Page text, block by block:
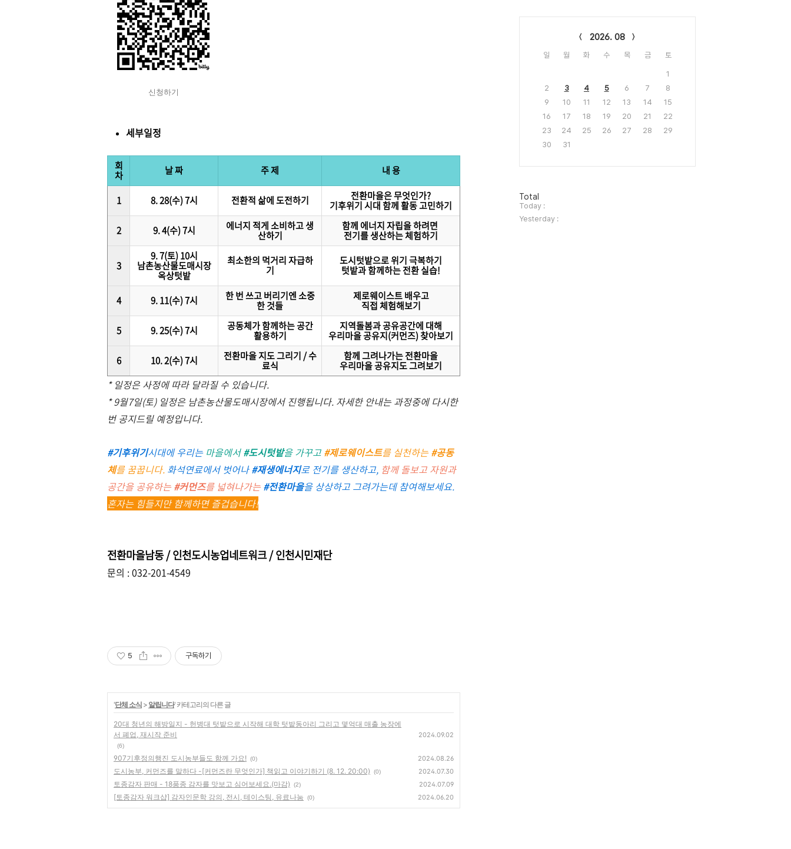
신청하기
세부일정
회
차 날 짜 주 제 내 용
1 8. 28(수) 7시 전환적 삶에 도전하기 전환마을은 무엇인가?
기후위기 시대 함께 활동 고민하기
2
9. 4(수) 7시 에너지 적게 소비하고 생
산하기
함께 에너지 자립을 하려면
전기를 생산하는 체험하기
3
9. 7(토) 10시
남촌농산물도매시장
옥상텃밭
최소한의 먹거리 자급하
기
도시텃밭으로 위기 극복하기
텃밭과 함께하는 전환 실습!
4 9. 11(수) 7시 한 번 쓰고 버리기엔 소중
한 것들
제로웨이스트 배우고
직접 체험해보기
5
9. 25(수) 7시 공동체가 함께하는 공간
활용하기
지역돌봄과 공유공간에 대해
우리마을 공유지(커먼즈) 찾아보기
6
10. 2(수) 7시 전환마을 지도 그리기 / 수
료식
함께 그려나가는 전환마을
우리마을 공유지도 그려보기
* 일정은 사정에 따라 달라질 수 있습니다.
* 9월7일(토) 일정은 남촌농산물도매시장에서 진행됩니다. 자세한 안내는 과정중에 다시한
번 공지드릴 예정입니다.
#기후위기시대에 우리는 마을에서#도시텃밭을 가꾸고 #제로웨이스트를 실천하는#공동
체를 꿈꿉니다. 화석연료에서 벗어나#재생에너지로 전기를 생산하고, 함께 돌보고 자원과
공간을 공유하는#커먼즈를 넓혀나가는 #전환마을을 상상하고 그려가는데 참여해보세요.
혼자는 힘들지만 함께하면 즐겁습니다!
전환마을남동 / 인천도시농업네트워크 / 인천시민재단
문의 : 032-201-4549
5 구독하기
'단체 소식 > 알립니다' 카테고리의 다른 글
20대 청년의 해방일지 - 헌병대 텃밭으로 시작해 대학 텃밭동아리 그리고 몇억대 매출 농장에
서 폐업, 재시작 준비
(6)
2024.09.02
907기후정의행진 도시농부들도 함께 가요! (0) 2024.08.26
도시농부, 커먼즈를 말하다 -[커먼즈란 무엇인가] 책읽고 이야기하기 (8. 12. 20:00) (0) 2024.07.30
토종감자 판매 - 18품종 감자를 맛보고 심어보세요.(마감) (2) 2024.07.09
[토종감자 워크샵] 감자인문학 강의, 전시, 테이스팅, 유료나눔 (0) 2024.06.20
2026. 08
일 월 화 수 목 금 토
1
2
3 4 5 6 7
8
9
10 11 12 13 14
15
16
17 18 19 20 21
22
23
24 25 26 27 28
29
30
31
방
문
자
수
Total
Today :
Yesterday :